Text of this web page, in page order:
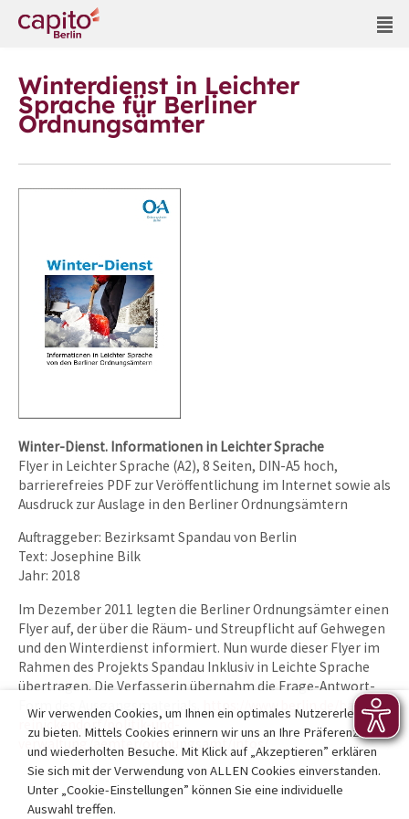
Winterdienst in Leichter
Sprache für Berliner
Ordnungsämter
Winter-Dienst. Informationen in Leichter Sprache
Flyer in Leichter Sprache (A2), 8 Seiten, DIN-A5 hoch,
barrierefreies PDF zur Veröffentlichung im Internet sowie als
Ausdruck zur Auslage in den Berliner Ordnungsämtern
Auftraggeber: Bezirksamt Spandau von Berlin
Text: Josephine Bilk
Jahr: 2018
Im Dezember 2011 legten die Berliner Ordnungsämter einen
Flyer auf, der über die Räum- und Streupflicht auf Gehwegen
und den Winterdienst informiert. Nun wurde dieser Flyer im
Rahmen des Projekts Spandau Inklusiv in Leichte Sprache
übertragen. Die Verfasserin übernahm die Frage-Antwort-
Form des Ausgangsmaterials.
https://www.berlin.de/ba-
reinickendorf/politik-und-
verwaltung/aemter/ordnungsamt/infos/
Wir verwenden Cookies, um Ihnen ein optimales Nutzererlebnis
zu bieten. Mittels Cookies erinnern wir uns an Ihre Präferenzen
und wiederholten Besuche. Mit Klick auf „Akzeptieren” erklären
Sie sich mit der Verwendung von ALLEN Cookies einverstanden.
Unter „Cookie-Einstellungen” können Sie eine individuelle
Auswahl treffen.